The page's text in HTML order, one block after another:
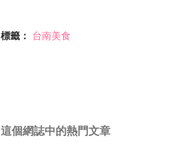
標籤： 台南美食
這個網誌中的熱門文章